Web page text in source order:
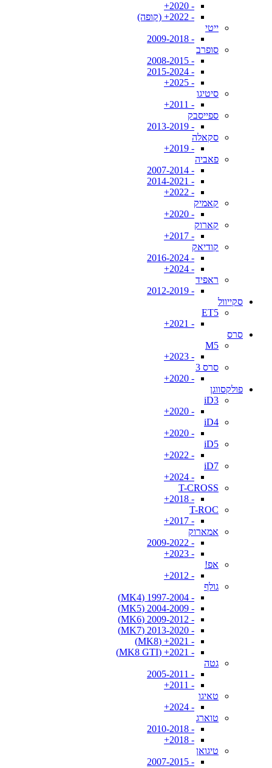
- 2020+
- 2022+ (קופה)
ייטי
- 2009-2018
סופרב
- 2008-2015
- 2015-2024
- 2025+
סיטיגו
- 2011+
ספייסבק
- 2013-2019
סקאלה
- 2019+
פאביה
- 2007-2014
- 2014-2021
- 2022+
קאמיק
- 2020+
קארוק
- 2017+
קודיאק
- 2016-2024
- 2024+
ראפיד
- 2012-2019
סקייוול
ET5
- 2021+
סרס
M5
- 2023+
סרס 3
- 2020+
פולקסווגן
iD3
- 2020+
iD4
- 2020+
iD5
- 2022+
iD7
- 2024+
T-CROSS
- 2018+
T-ROC
- 2017+
אמארוק
- 2009-2022
- 2023+
אפ!
- 2012+
גולף
- 1997-2004 (MK4)
- 2004-2009 (MK5)
- 2009-2012 (MK6)
- 2013-2020 (MK7)
- 2021+ (MK8)
- 2021+ (MK8 GTI)
גטה
- 2005-2011
- 2011+
טאיגו
- 2024+
טוארג
- 2010-2018
- 2018+
טיגואן
- 2007-2015